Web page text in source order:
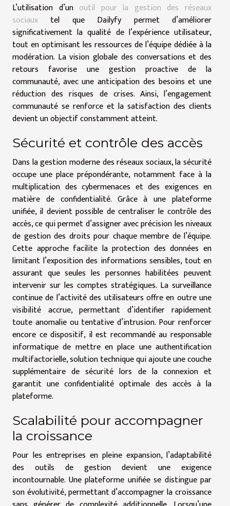
L’utilisation d’un outil pour la gestion des réseaux
sociaux tel que Dailyfy permet d’améliorer
significativement la qualité de l’expérience utilisateur,
tout en optimisant les ressources de l’équipe dédiée à la
modération. La vision globale des conversations et des
retours favorise une gestion proactive de la
communauté, avec une anticipation des besoins et une
réduction des risques de crises. Ainsi, l’engagement
communauté se renforce et la satisfaction des clients
devient un objectif constamment atteint.
Sécurité et contrôle des accès
Dans la gestion moderne des réseaux sociaux, la sécurité
occupe une place prépondérante, notamment face à la
multiplication des cybermenaces et des exigences en
matière de confidentialité. Grâce à une plateforme
unifiée, il devient possible de centraliser le contrôle des
accès, ce qui permet d’assigner avec précision les niveaux
de gestion des droits pour chaque membre de l’équipe.
Cette approche facilite la protection des données en
limitant l’exposition des informations sensibles, tout en
assurant que seules les personnes habilitées peuvent
intervenir sur les comptes stratégiques. La surveillance
continue de l’activité des utilisateurs offre en outre une
visibilité accrue, permettant d’identifier rapidement
toute anomalie ou tentative d’intrusion. Pour renforcer
encore ce dispositif, il est recommandé au responsable
informatique de mettre en place une authentification
multifactorielle, solution technique qui ajoute une couche
supplémentaire de sécurité lors de la connexion et
garantit une confidentialité optimale des accès à la
plateforme.
Scalabilité pour accompagner
la croissance
Pour les entreprises en pleine expansion, l’adaptabilité
des outils de gestion devient une exigence
incontournable. Une plateforme unifiée se distingue par
son évolutivité, permettant d’accompagner la croissance